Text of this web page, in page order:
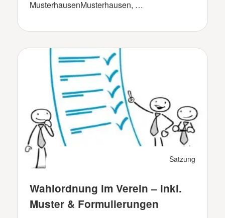
MusterhausenMusterhausen, …
Satzung
Wahlordnung im Verein – inkl.
Muster & Formulierungen